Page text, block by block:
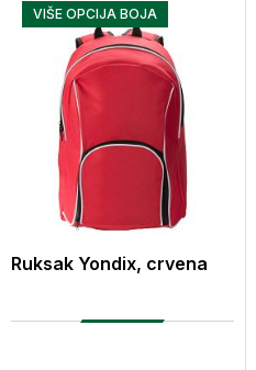
VIŠE OPCIJA BOJA
Ruksak Yondix, crvena